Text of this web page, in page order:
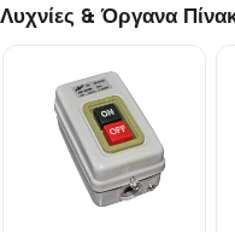
Λυχνίες & Όργανα